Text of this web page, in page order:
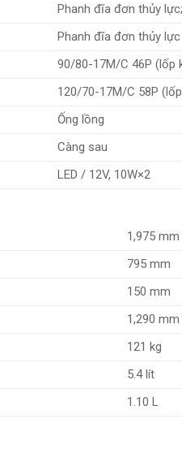
Phanh đĩa đơn thủy
Phanh đĩa đơn thủy lực
90/80-17M/C 46P (lốp
120/70-17M/C 58P
Ống lồng
Càng sau
LED / 12V, 10W×2
1,975
795 mm
150 mm
1,290 mm
121 kg
5.4 lít
1.10 L